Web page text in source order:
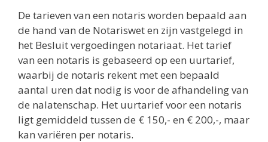
De tarieven van een notaris worden bepaald aan
de hand van de Notariswet en zijn vastgelegd in
het Besluit vergoedingen notariaat. Het tarief
van een notaris is gebaseerd op een uurtarief,
waarbij de notaris rekent met een bepaald
aantal uren dat nodig is voor de afhandeling van
de nalatenschap. Het uurtarief voor een notaris
ligt gemiddeld tussen de € 150,- en € 200,-, maar
kan variëren per notaris.